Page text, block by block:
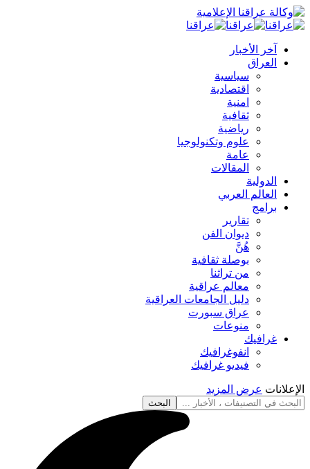
آخر الأخبار
العراق
سياسية
اقتصادية
امنية
ثقافية
رياضية
علوم وتكنولوجيا
عامة
المقالات
الدولية
العالم العربي
برامج
تقارير
ديوان الفن
هُنَّ
بوصلة ثقافية
من تراثنا
معالم عراقية
دليل الجامعات العراقية
عراق سبورت
منوعات
غرافيك
انفوغرافيك
فيديو غرافيك
الإعلانات عرض المزيد